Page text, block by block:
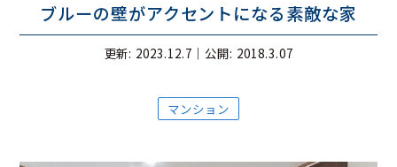
ブルーの壁がアクセントになる素敵な家
更新: 2023.12.7｜ 公開: 2018.3.07
マンション